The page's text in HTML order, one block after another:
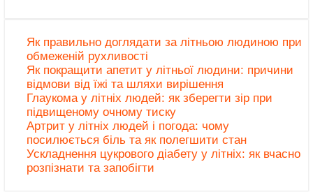
Як правильно доглядати за літньою людиною при
обмеженій рухливості
Як покращити апетит у літньої людини: причини
відмови від їжі та шляхи вирішення
Глаукома у літніх людей: як зберегти зір при
підвищеному очному тиску
Артрит у літніх людей і погода: чому
посилюється біль та як полегшити стан
Ускладнення цукрового діабету у літніх: як вчасно
розпізнати та запобігти